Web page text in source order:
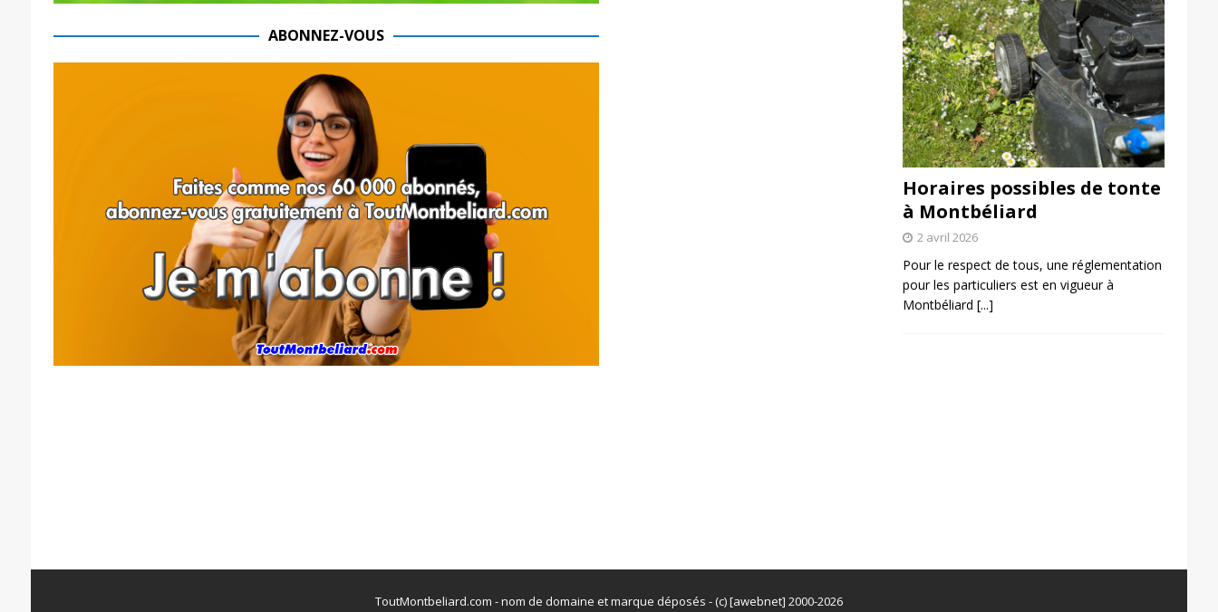
ABONNEZ-VOUS
Horaires possibles de tonte
à Montbéliard
2 avril 2026
Pour le respect de tous, une réglementation
pour les particuliers est en vigueur à
Montbéliard [...]
ToutMontbeliard.com - nom de domaine et marque déposés - (c) [awebnet] 2000-2026